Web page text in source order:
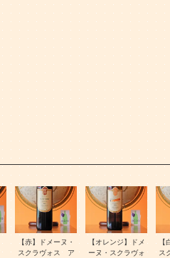
【赤】ドメーヌ・
スクラヴォス ア
【オレンジ】ドメ
ーヌ・スクラヴォ
【
ス